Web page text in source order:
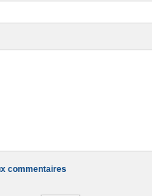
commentaires